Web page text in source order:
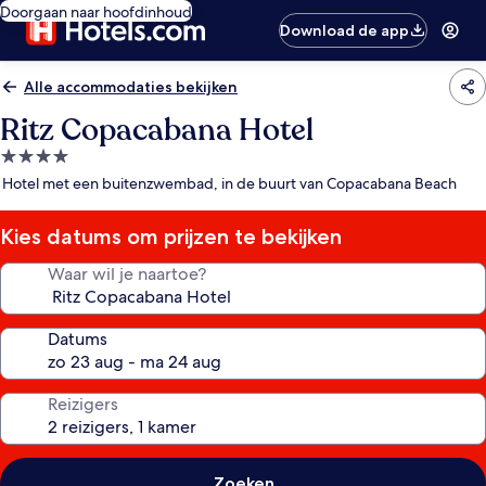
Doorgaan naar hoofdinhoud
Download de app
Alle accommodaties bekijken
Ritz Copacabana Hotel
4.0-
sterrenaccommodatie
Hotel met een buitenzwembad, in de buurt van Copacabana Beach
Kies datums om prijzen te bekijken
Waar wil je naartoe?
Datums
Reizigers